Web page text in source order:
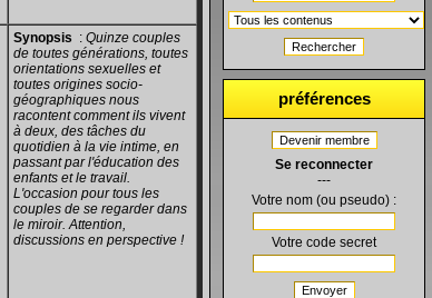
Synopsis : Quinze couples
de toutes générations, toutes
orientations sexuelles et
toutes origines socio-
géographiques nous
racontent comment ils vivent
à deux, des tâches du
quotidien à la vie intime, en
passant par l'éducation des
enfants et le travail.
L'occasion pour tous les
couples de se regarder dans
le miroir. Attention,
discussions en perspective !
Rechercher
préférences
Devenir membre
Se reconnecter
---
Votre nom (ou pseudo) :
Votre code secret
Envoyer